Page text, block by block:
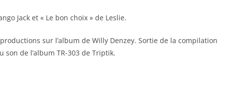
Jack et « Le bon choix » de Leslie.
sur l’album de Willy Denzey. Sortie de la compilation
son de l’album TR-303 de Triptik.